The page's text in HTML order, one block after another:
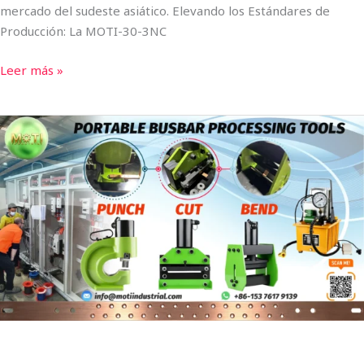
mercado del sudeste asiático. Elevando los Estándares de
Producción: La MOTI-30-3NC
Leer más »
Procesadora
de
barras
colectoras
portátil
de
la
serie
MOTI
-